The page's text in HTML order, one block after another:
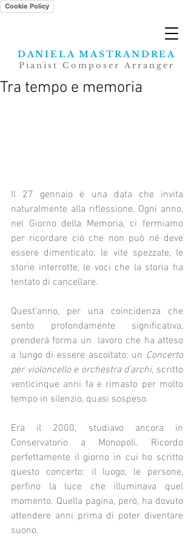
Cookie Policy
DANIELA MASTRANDREA
Pianist Composer Arranger
Tra tempo e memoria
Il 27 gennaio è una data che invita
naturalmente alla riflessione. Ogni anno,
nel Giorno della Memoria, ci fermiamo
per ricordare ciò che non può né deve
essere dimenticato: le vite spezzate, le
storie interrotte, le voci che la storia ha
tentato di cancellare.
Quest’anno, per una coincidenza che
sento profondamente significativa,
prenderà forma un  lavoro che ha atteso
a lungo di essere ascoltato: un Concerto
per violoncello e orchestra d’archi, scritto
venticinque anni fa e rimasto per molto
tempo in silenzio, quasi sospeso.
Era il 2000, studiavo ancora in
Conservatorio a Monopoli. Ricordo
perfettamente il giorno in cui ho scritto
questo concerto: il luogo, le persone,
perfino la luce che illuminava quel
momento. Quella pagina, però, ha dovuto
attendere anni prima di poter diventare
suono.